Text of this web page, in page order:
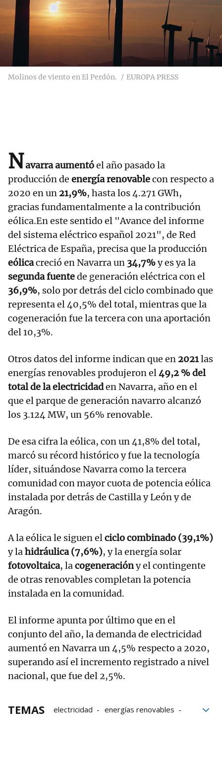
Molinos de viento en El Perdón. EUROPA PRESS
Navarra aumentóel año pasado la
producción de energía renovablecon respecto a
2020 en un 21,9%, hasta los 4.271 GWh,
gracias fundamentalmente a la contribución
eólica.En este sentido el "Avance del informe
del sistema eléctrico español 2021", de Red
Eléctrica de España, precisa que la producción
eólicacreció en Navarra un 34,7%y es ya la
segunda fuentede generación eléctrica con el
36,9%, solo por detrás del ciclo combinado que
representa el 40,5% del total, mientras que la
cogeneración fue la tercera con una aportación
del 10,3%.
Otros datos del informe indican que en 2021las
energías renovables produjeron el49,2 % del
total de la electricidaden Navarra, año en el
que el parque de generación navarro alcanzó
los 3.124 MW, un 56% renovable.
De esa cifra la eólica, con un 41,8% del total,
marcó su récord histórico y fue la tecnología
líder, situándose Navarra como la tercera
comunidad con mayor cuota de potencia eólica
instalada por detrás de Castilla y León y de
Aragón.
A la eólica le siguen elciclo combinado (39,1%)
y lahidráulica (7,6%), y la energía solar
fotovoltaica, lacogeneracióny el contingente
de otras renovables completan la potencia
instalada en la comunidad.
El informe apunta por último que en el
conjunto del año, la demanda de electricidad
aumentó en Navarra un 4,5% respecto a 2020,
superando así el incremento registrado a nivel
nacional, que fue del 2,5%.
TEMAS electricidad
energías renovables